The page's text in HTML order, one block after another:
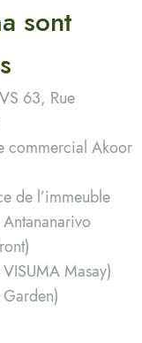
sont
63, Rue
commercial Akoor
de l’immeuble
Masay)